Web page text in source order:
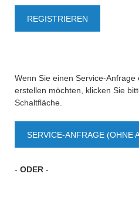
REGISTRIEREN
Wenn Sie einen Service-
erstellen möchten, klicken Sie
Schaltfläche.
SERVICE-ANFRAGE (OHNE
- ODER -